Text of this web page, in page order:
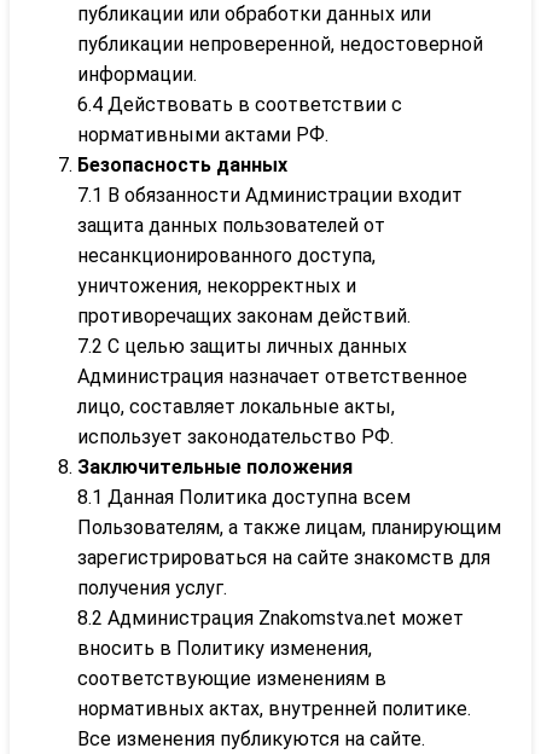
публикации или обработки данных или
публикации непроверенной, недостоверной
информации.
6.4 Действовать в соответствии с
нормативными актами РФ.
Безопасность данных
7.1 В обязанности Администрации входит
защита данных пользователей от
несанкционированного доступа,
уничтожения, некорректных и
противоречащих законам действий.
7.2 С целью защиты личных данных
Администрация назначает ответственное
лицо, составляет локальные акты,
использует законодательство РФ.
Заключительные положения
8.1 Данная Политика доступна всем
Пользователям, а также лицам, планирующим
зарегистрироваться на сайте знакомств для
получения услуг.
8.2 Администрация Znakomstva.net может
вносить в Политику изменения,
соответствующие изменениям в
нормативных актах, внутренней политике.
Все изменения публикуются на сайте.